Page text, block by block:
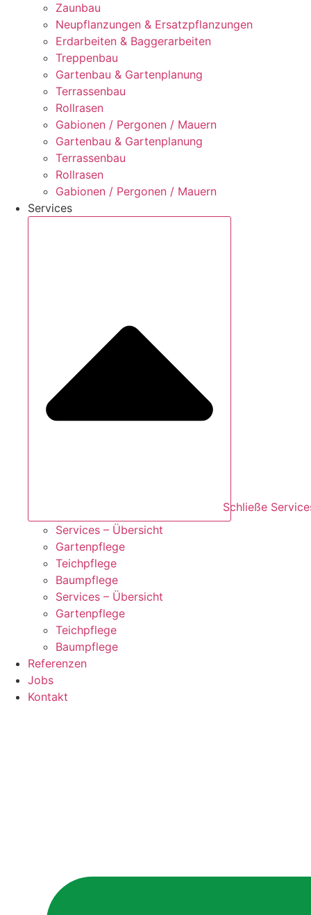
Zaunbau
Neupflanzungen & Ersatzpflanzungen
Erdarbeiten & Baggerarbeiten
Treppenbau
Gartenbau & Gartenplanung
Terrassenbau
Rollrasen
Gabionen / Pergonen / Mauern
Gartenbau & Gartenplanung
Terrassenbau
Rollrasen
Gabionen / Pergonen / Mauern
Services
Schließe
Services – Übersicht
Gartenpflege
Teichpflege
Baumpflege
Services – Übersicht
Gartenpflege
Teichpflege
Baumpflege
Referenzen
Jobs
Kontakt